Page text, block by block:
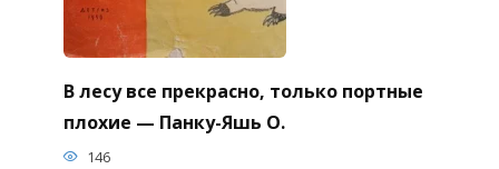
В лесу все прекрасно, только портные
плохие — Панку-Яшь О.
146